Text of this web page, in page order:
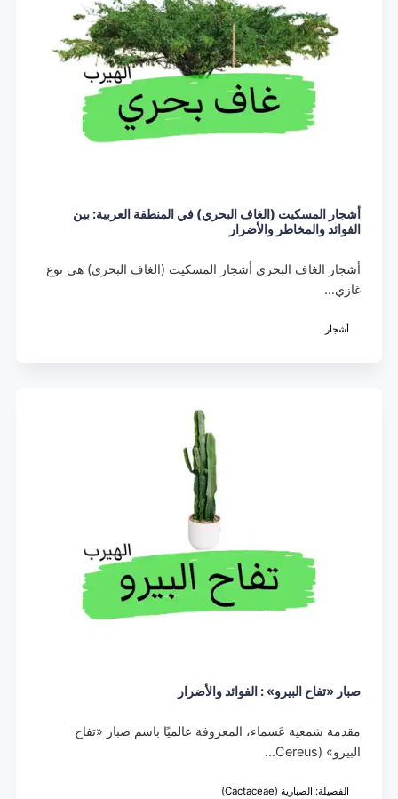
أشجار المسكيت (الغاف البحري) في المنطقة العربية: بين
الفوائد والمخاطر والأضرار
أشجار الغاف البحري أشجار المسكيت (الغاف البحري) هي نوع
غازي…
أشجار
صبار «تفاح البيرو» : الفوائد والأضرار
مقدمة شمعية عَسماء، المعروفة عالميًا باسم صبار «تفاح
البيرو» (Cereus…
الفصيلة: الصبارية (Cactaceae)